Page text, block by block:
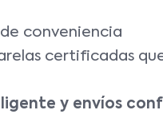
conveniencia
certificadas
y envíos